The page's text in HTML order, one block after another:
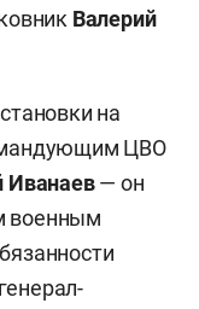
Валерий
на
ЦВО
Иванаев— он
военным